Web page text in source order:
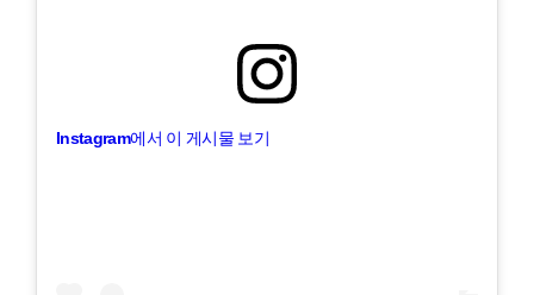
Instagram에서 이 게시물 보기